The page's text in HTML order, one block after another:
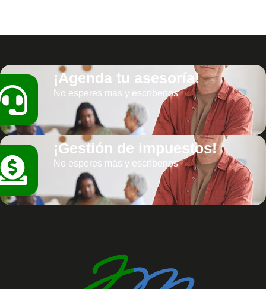
¡Agenda tu asesoría!
No esperes más y escríbenos
¡Gestión de impuestos!
No esperes más y escríbenos